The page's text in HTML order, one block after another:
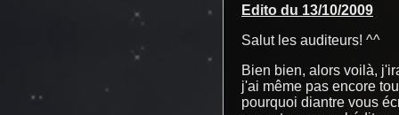
Edito du 13/10/2009
Salut les auditeurs! ^^
Bien bien, alors voilà,
j'ai même pas encore
pourquoi diantre vous